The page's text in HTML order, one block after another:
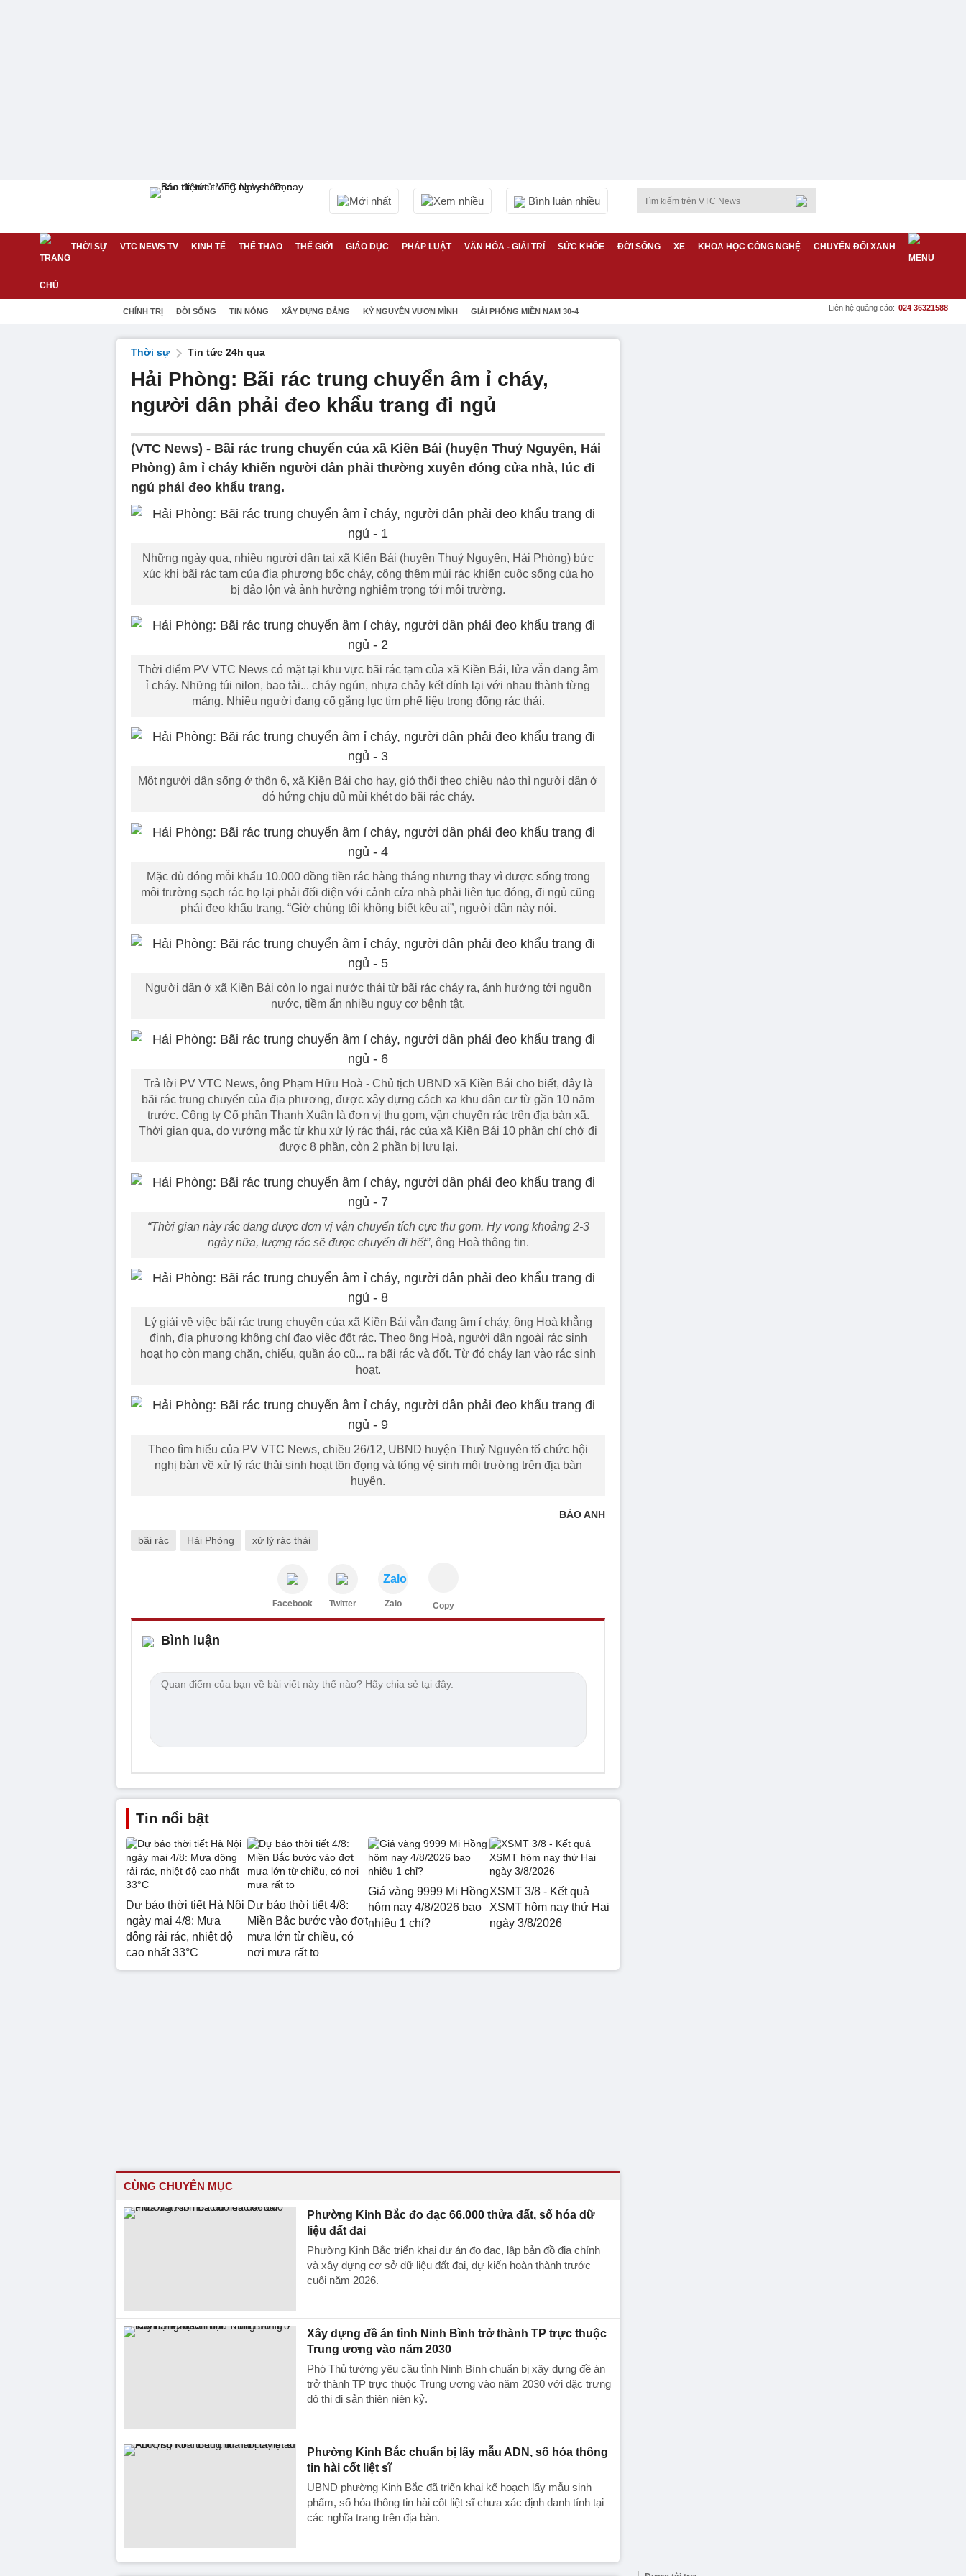
Mới nhất Xem nhiều Bình luận nhiều
THỜI SỰ VTC NEWS TV KINH TẾ THỂ THAO THẾ GIỚI GIÁO DỤC PHÁP LUẬT VĂN HÓA - GIẢI TRÍ SỨC KHỎE ĐỜI SỐNG XE KHOA HỌC CÔNG NGHỆ CHUYỂN ĐỔI XANH
CHÍNH TRỊ ĐỜI SỐNG TIN NÓNG XÂY DỰNG ĐẢNG KỶ NGUYÊN VƯƠN MÌNH GIẢI PHÓNG MIỀN NAM 30-4 Liên hệ quảng cáo: 024 36321588
Thời sự Tin tức 24h qua
Hải Phòng: Bãi rác trung chuyển âm ỉ cháy,
người dân phải đeo khẩu trang đi ngủ
(VTC News) - Bãi rác trung chuyển của xã Kiền Bái (huyện Thuỷ Nguyên, Hải
Phòng) âm ỉ cháy khiến người dân phải thường xuyên đóng cửa nhà, lúc đi
ngủ phải đeo khẩu trang.
Những ngày qua, nhiều người dân tại xã Kiến Bái (huyện Thuỷ Nguyên, Hải Phòng) bức
xúc khi bãi rác tạm của địa phương bốc cháy, cộng thêm mùi rác khiến cuộc sống của họ
bị đảo lộn và ảnh hưởng nghiêm trọng tới môi trường.
Thời điểm PV VTC News có mặt tại khu vực bãi rác tạm của xã Kiền Bái, lửa vẫn đang âm
ỉ cháy. Những túi nilon, bao tải... cháy ngún, nhựa chảy kết dính lại với nhau thành từng
mảng. Nhiều người đang cố gắng lục tìm phế liệu trong đống rác thải.
Một người dân sống ở thôn 6, xã Kiền Bái cho hay, gió thổi theo chiều nào thì người dân ở
đó hứng chịu đủ mùi khét do bãi rác cháy.
Mặc dù đóng mỗi khẩu 10.000 đồng tiền rác hàng tháng nhưng thay vì được sống trong
môi trường sạch rác họ lại phải đối diện với cảnh cửa nhà phải liên tục đóng, đi ngủ cũng
phải đeo khẩu trang. “Giờ chúng tôi không biết kêu ai”, người dân này nói.
Người dân ở xã Kiền Bái còn lo ngại nước thải từ bãi rác chảy ra, ảnh hưởng tới nguồn
nước, tiềm ẩn nhiều nguy cơ bệnh tật.
Trả lời PV VTC News, ông Phạm Hữu Hoà - Chủ tịch UBND xã Kiền Bái cho biết, đây là
bãi rác trung chuyển của địa phương, được xây dựng cách xa khu dân cư từ gần 10 năm
trước. Công ty Cổ phần Thanh Xuân là đơn vị thu gom, vận chuyển rác trên địa bàn xã.
Thời gian qua, do vướng mắc từ khu xử lý rác thải, rác của xã Kiền Bái 10 phần chỉ chở đi
được 8 phần, còn 2 phần bị lưu lại.
“Thời gian này rác đang được đơn vị vận chuyển tích cực thu gom. Hy vọng khoảng 2-3
ngày nữa, lượng rác sẽ được chuyển đi hết”, ông Hoà thông tin.
Lý giải về việc bãi rác trung chuyển của xã Kiền Bái vẫn đang âm ỉ cháy, ông Hoà khẳng
định, địa phương không chỉ đạo việc đốt rác. Theo ông Hoà, người dân ngoài rác sinh
hoạt họ còn mang chăn, chiếu, quần áo cũ... ra bãi rác và đốt. Từ đó cháy lan vào rác sinh
hoạt.
Theo tìm hiểu của PV VTC News, chiều 26/12, UBND huyện Thuỷ Nguyên tổ chức hội
nghị bàn về xử lý rác thải sinh hoạt tồn đọng và tổng vệ sinh môi trường trên địa bàn
huyện.
BẢO ANH
bãi rác Hải Phòng xử lý rác thải
Facebook Twitter
Zalo
Zalo Copy
Bình luận
Tin nổi bật
Dự báo thời tiết Hà Nội
ngày mai 4/8: Mưa
dông rải rác, nhiệt độ
cao nhất 33°C
Dự báo thời tiết 4/8:
Miền Bắc bước vào đợt
mưa lớn từ chiều, có
nơi mưa rất to
Giá vàng 9999 Mi Hồng
hôm nay 4/8/2026 bao
nhiêu 1 chỉ?
XSMT 3/8 - Kết quả
XSMT hôm nay thứ Hai
ngày 3/8/2026
CÙNG CHUYÊN MỤC
Phường Kinh Bắc đo đạc 66.000 thửa đất, số hóa dữ
liệu đất đai
Phường Kinh Bắc triển khai dự án đo đạc, lập bản đồ địa chính
và xây dựng cơ sở dữ liệu đất đai, dự kiến hoàn thành trước
cuối năm 2026.
Xây dựng đề án tỉnh Ninh Bình trở thành TP trực thuộc
Trung ương vào năm 2030
Phó Thủ tướng yêu cầu tỉnh Ninh Bình chuẩn bị xây dựng đề án
trở thành TP trực thuộc Trung ương vào năm 2030 với đặc trưng
đô thị di sản thiên niên kỷ.
Phường Kinh Bắc chuẩn bị lấy mẫu ADN, số hóa thông
tin hài cốt liệt sĩ
UBND phường Kinh Bắc đã triển khai kế hoạch lấy mẫu sinh
phẩm, số hóa thông tin hài cốt liệt sĩ chưa xác định danh tính tại
các nghĩa trang trên địa bàn.